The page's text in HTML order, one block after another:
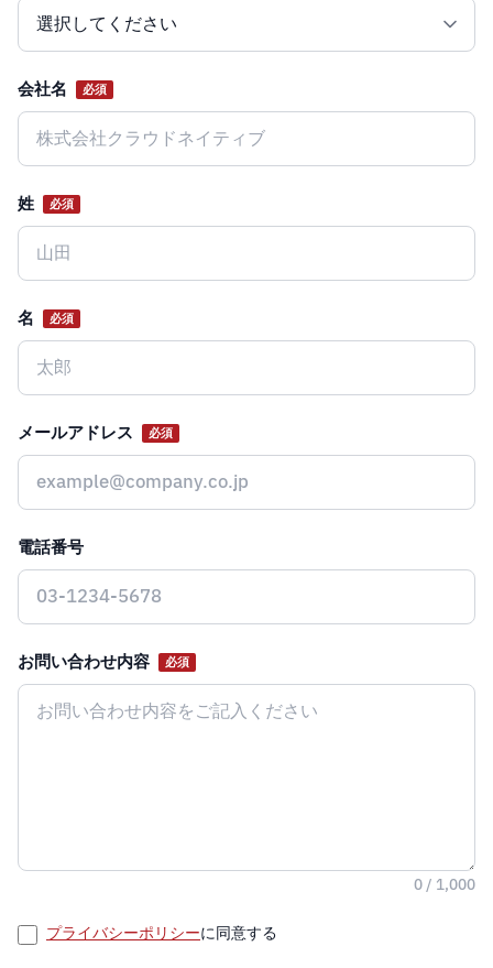
会社名 必須
姓 必須
名 必須
メールアドレス 必須
電話番号
お問い合わせ内容 必須
0 / 1,000
プライバシーポリシーに同意する